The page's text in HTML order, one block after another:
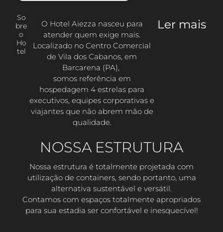
So
bre
o
Ho
tel
O Hotel Aiezza nasceu para
atender quem exige mais.
Localizado no Centro Comercial
de Vila dos Cabanos, em
Barcarena (PA),
somos referência em
hospedagem 4 estrelas para
executivos, equipes corporativas e
viajantes que não abrem mão de
qualidade.
Ler mais
NOSSA ESTRUTURA
Nossa estrutura é totalmente projetada com
utilização de containers, sendo portanto, uma
alternativa sustentável e versátil.
Contamos com espaços totalmente apropriados
para sua estadia ser confortável e inesquecível!